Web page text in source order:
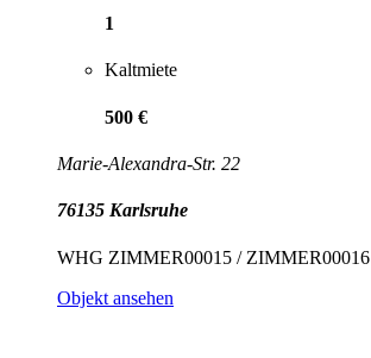
1
Kaltmiete
500 €
Marie-Alexandra-Str. 22
76135 Karlsruhe
WHG ZIMMER00015 / ZIMMER00016
Objekt ansehen